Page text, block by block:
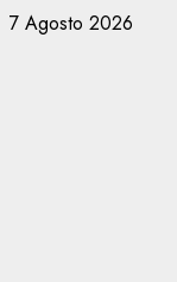
Vai
7 Agosto 2026